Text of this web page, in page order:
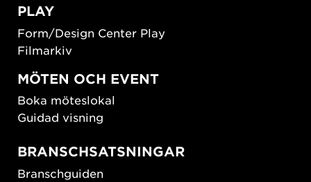
PLAY
Form/Design Center Play
Filmarkiv
MÖTEN OCH EVENT
Boka möteslokal
Guidad visning
BRANSCHSATSNINGAR
Branschguiden